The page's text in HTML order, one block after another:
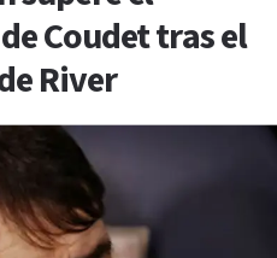
Coudet tras el
River